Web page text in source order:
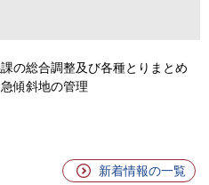
の総合調整及び各種とりまとめ
傾斜地の管理
新着情報の一覧